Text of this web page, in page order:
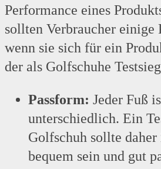
Performance eines
sollten Verbraucher einige
wenn sie sich für ein
der als Golfschuhe
Passform: Jeder Fuß
unterschiedlich. Ein
Golfschuh sollte
bequem sein und gut